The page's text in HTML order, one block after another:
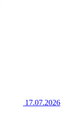
17.07.2026